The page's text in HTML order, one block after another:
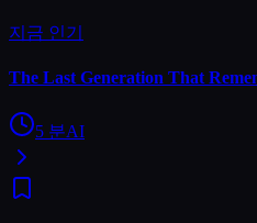
지금 인기
The Last Generation That
5 분AI